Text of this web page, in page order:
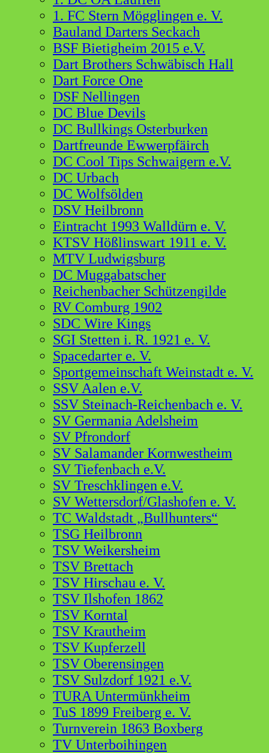
1. FC Stern Mögglingen e. V.
Bauland Darters Seckach
BSF Bietigheim 2015 e.V.
Dart Brothers Schwäbisch Hall
Dart Force One
DSF Nellingen
DC Blue Devils
DC Bullkings Osterburken
Dartfreunde Ewwerpfäirch
DC Cool Tips Schwaigern e.V.
DC Urbach
DC Wolfsölden
DSV Heilbronn
Eintracht 1993 Walldürn e. V.
KTSV Hößlinswart 1911 e. V.
MTV Ludwigsburg
DC Muggabatscher
Reichenbacher Schützengilde
RV Comburg 1902
SDC Wire Kings
SGI Stetten i. R. 1921 e. V.
Spacedarter e. V.
Sportgemeinschaft Weinstadt e. V.
SSV Aalen e.V.
SSV Steinach-Reichenbach e. V.
SV Germania Adelsheim
SV Pfrondorf
SV Salamander Kornwestheim
SV Tiefenbach e.V.
SV Treschklingen e.V.
SV Wettersdorf/Glashofen e. V.
TC Waldstadt „Bullhunters“
TSG Heilbronn
TSV Weikersheim
TSV Brettach
TSV Hirschau e. V.
TSV Ilshofen 1862
TSV Korntal
TSV Krautheim
TSV Kupferzell
TSV Oberensingen
TSV Sulzdorf 1921 e.V.
TURA Untermünkheim
TuS 1899 Freiberg e. V.
Turnverein 1863 Boxberg
TV Unterboihingen